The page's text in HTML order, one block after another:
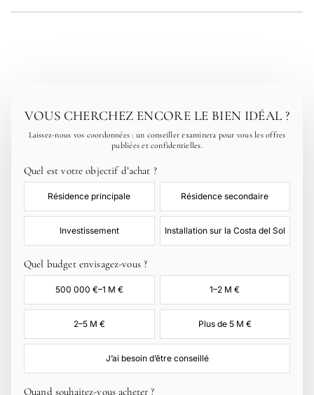
Prévoyez 10 à 12 % en supplément.
VOUS CHERCHEZ ENCORE LE BIEN IDÉAL ?
Laissez-nous vos coordonnées : un conseiller examinera pour vous les offres
publiées et confidentielles.
Quel est votre objectif d’achat ?
Résidence principale Résidence secondaire
Investissement Installation sur la Costa del Sol
Quel budget envisagez-vous ?
500 000 €–1 M € 1–2 M €
2–5 M € Plus de 5 M €
J’ai besoin d’être conseillé
Quand souhaitez-vous acheter ?